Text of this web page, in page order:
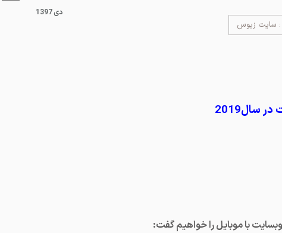
: سایت زیوس
1397 دی
با موبایل را خواهیم گفت: